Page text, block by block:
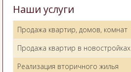
Наши услуги
Продажа квартир, домов, комнат
Продажа квартир в новостройках
Реализация вторичного жилья